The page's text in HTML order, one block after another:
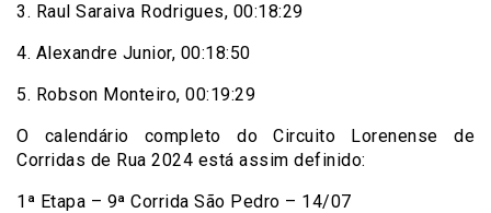
3. Raul Saraiva Rodrigues, 00:18:29
4. Alexandre Junior, 00:18:50
5. Robson Monteiro, 00:19:29
O calendário completo do Circuito Lorenense de
Corridas de Rua 2024 está assim definido:
1ª Etapa – 9ª Corrida São Pedro – 14/07